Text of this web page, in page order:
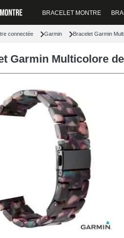
BRACELET MONTRE
connectée Garmin Bracelet Garmin
Garmin Multicolore